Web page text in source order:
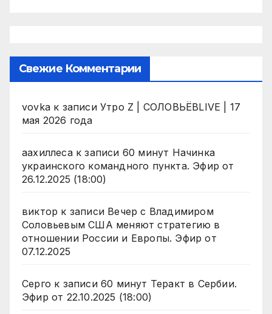
Свежие Комментарии
vovka к записи Утро Z | СОЛОВЬЁВLIVE | 17
мая 2026 года
аахиллесак записи 60 минут Начинка
украинского командного пункта. Эфир от
26.12.2025 (18:00)
виктор к записи Вечер с Владимиром
Соловьевым США меняют стратегию в
отношении России и Европы. Эфир от
07.12.2025
Серго к записи 60 минут Теракт в Сербии.
Эфир от 22.10.2025 (18:00)